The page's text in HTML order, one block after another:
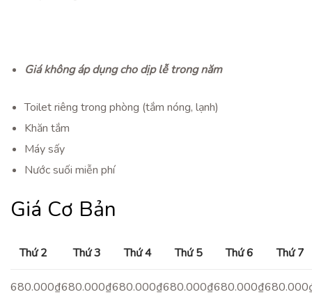
Giá không áp dụng cho dịp lễ trong năm
Toilet riêng trong phòng (tắm nóng, lạnh)
Khăn tắm
Máy sấy
Nước suối miễn phí
Giá Cơ Bản
Thứ 2 Thứ 3 Thứ 4 Thứ 5 Thứ 6 Thứ 7
680.000₫680.000₫680.000₫680.000₫680.000₫